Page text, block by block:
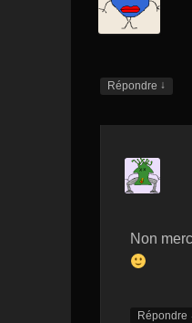
Répondre ↓
Non
Répondre